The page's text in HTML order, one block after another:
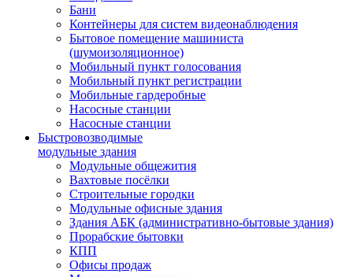
Бани
Контейнеры для систем видеонаблюдения
Бытовое помещение машиниста
(шумоизоляционное)
Мобильный пункт голосования
Мобильный пункт регистрации
Мобильные гардеробные
Насосные станции
Насосные станции
Быстровозводимые
модульные здания
Модульные общежития
Вахтовые посёлки
Строительные городки
Модульные офисные здания
Здания АБК (административно-бытовые здания)
Прорабские бытовки
КПП
Офисы продаж